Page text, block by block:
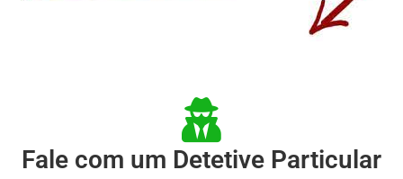
Fale com um Detetive Particular